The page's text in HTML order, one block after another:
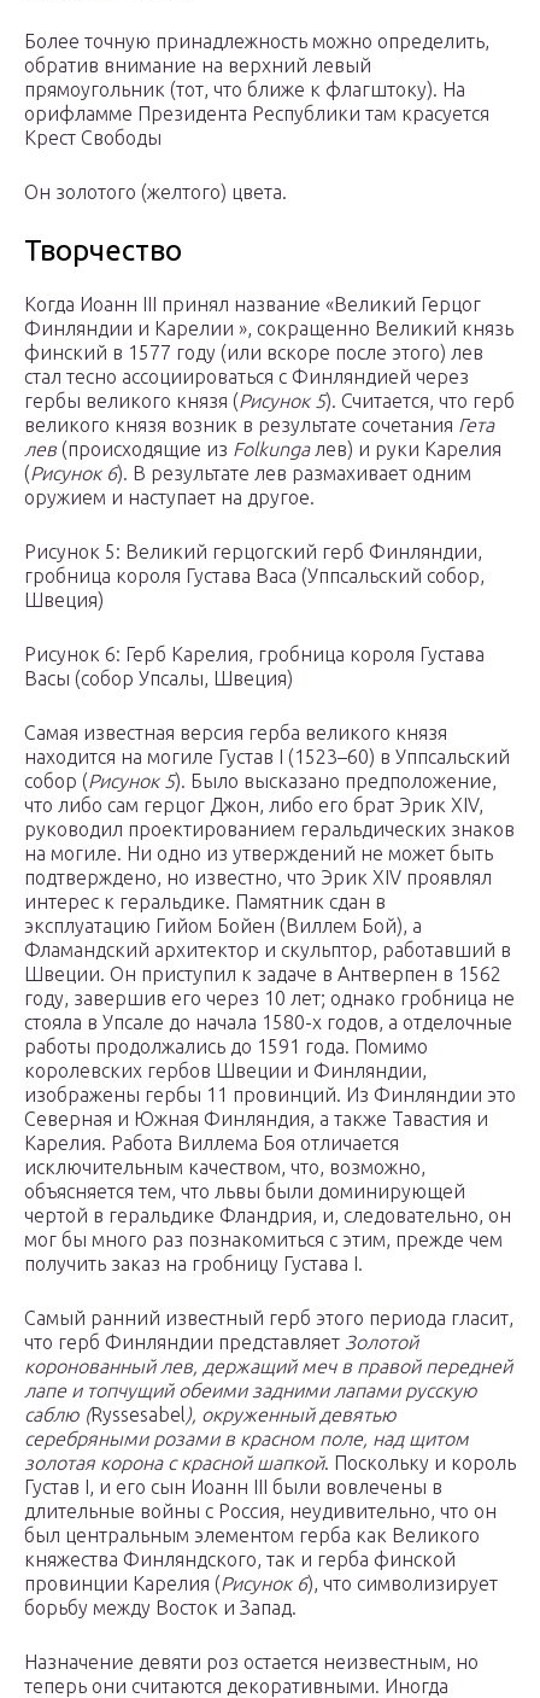
Более точную принадлежность можно определить,
обратив внимание на верхний левый
прямоугольник (тот, что ближе к флагштоку). На
орифламме Президента Республики там красуется
Крест Свободы
Он золотого (желтого) цвета.
Творчество
Когда Иоанн III принял название «Великий Герцог
Финляндии и Карелии », сокращенно Великий князь
финский в 1577 году (или вскоре после этого) лев
стал тесно ассоциироваться с Финляндией через
гербы великого князя (Рисунок 5). Считается, что герб
великого князя возник в результате сочетания Гета
лев (происходящие из Folkungaлев) и руки Карелия
(Рисунок 6). В результате лев размахивает одним
оружием и наступает на другое.
Рисунок 5: Великий герцогский герб Финляндии,
гробница короля Густава Васа (Уппсальский собор,
Швеция)
Рисунок 6: Герб Карелия, гробница короля Густава
Васы (собор Упсалы, Швеция)
Самая известная версия герба великого князя
находится на могиле Густав I (1523–60) в Уппсальский
собор (Рисунок 5). Было высказано предположение,
что либо сам герцог Джон, либо его брат Эрик XIV,
руководил проектированием геральдических знаков
на могиле. Ни одно из утверждений не может быть
подтверждено, но известно, что Эрик XIV проявлял
интерес к геральдике. Памятник сдан в
эксплуатацию Гийом Бойен (Виллем Бой), а
Фламандский архитектор и скульптор, работавший в
Швеции. Он приступил к задаче в Антверпен в 1562
году, завершив его через 10 лет; однако гробница не
стояла в Упсале до начала 1580-х годов, а отделочные
работы продолжались до 1591 года. Помимо
королевских гербов Швеции и Финляндии,
изображены гербы 11 провинций. Из Финляндии это
Северная и Южная Финляндия, а также Тавастия и
Карелия. Работа Виллема Боя отличается
исключительным качеством, что, возможно,
объясняется тем, что львы были доминирующей
чертой в геральдике Фландрия, и, следовательно, он
мог бы много раз познакомиться с этим, прежде чем
получить заказ на гробницу Густава I.
Самый ранний известный герб этого периода гласит,
что герб Финляндии представляет Золотой
коронованный лев, держащий меч в правой передней
лапе и топчущий обеими задними лапами русскую
саблю (Ryssesabel), окруженный девятью
серебряными розами в красном поле, над щитом
золотая корона с красной шапкой. Поскольку и король
Густав I, и его сын Иоанн III были вовлечены в
длительные войны с Россия, неудивительно, что он
был центральным элементом герба как Великого
княжества Финляндского, так и герба финской
провинции Карелия (Рисунок 6), что символизирует
борьбу между Восток и Запад.
Назначение девяти роз остается неизвестным, но
теперь они считаются декоративными. Иногда